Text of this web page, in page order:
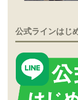
公式ラインはじ